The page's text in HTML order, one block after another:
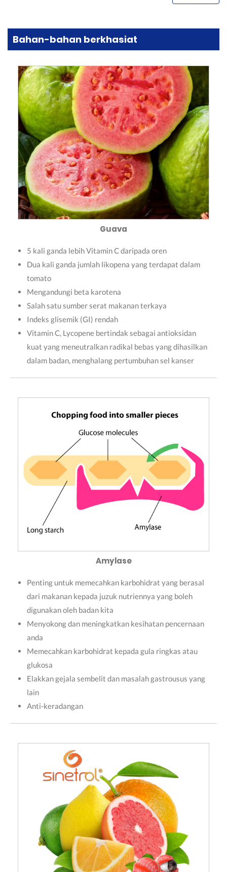
Bahan-bahan berkhasiat
Guava
5 kali ganda lebih Vitamin C daripada oren
Dua kali ganda jumlah likopena yang terdapat dalam
tomato
Mengandungi beta karotena
Salah satu sumber serat makanan terkaya
Indeks glisemik (GI) rendah
Vitamin C, Lycopene bertindak sebagai antioksidan
kuat yang meneutralkan radikal bebas yang dihasilkan
dalam badan, menghalang pertumbuhan sel kanser
Amylase
Penting untuk memecahkan karbohidrat yang berasal
dari makanan kepada juzuk nutriennya yang boleh
digunakan oleh badan kita
Menyokong dan meningkatkan kesihatan pencernaan
anda
Memecahkan karbohidrat kepada gula ringkas atau
glukosa
Elakkan gejala sembelit dan masalah gastrousus yang
lain
Anti-keradangan